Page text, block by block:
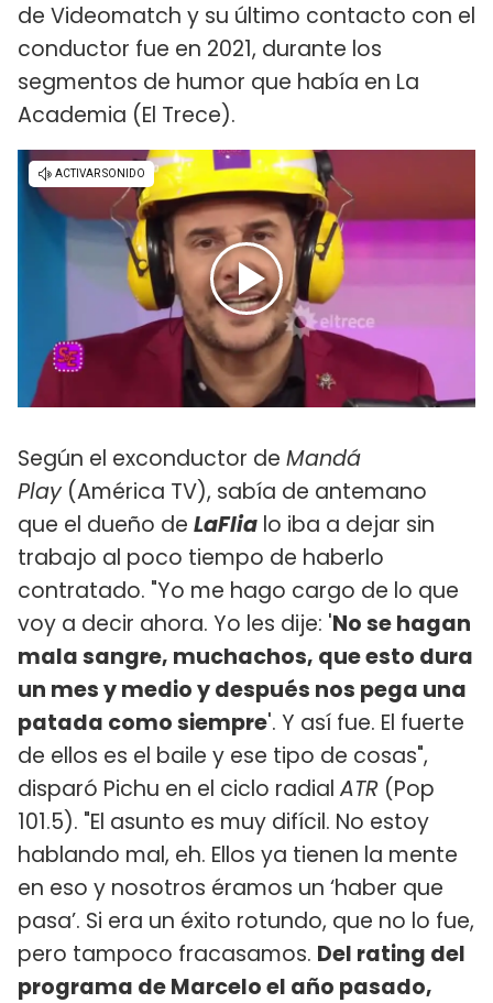
de Videomatch y su último contacto con el
conductor fue en 2021, durante los
segmentos de humor que había en La
Academia (El Trece).
Según el exconductor de Mandá
Play(América TV), sabía de antemano
que el dueño de LaFlia lo iba a dejar sin
trabajo al poco tiempo de haberlo
contratado. "Yo me hago cargo de lo que
voy a decir ahora. Yo les dije: 'No se hagan
mala sangre, muchachos, que esto dura
un mes y medio y después nos pega una
patada como siempre'. Y así fue. El fuerte
de ellos es el baile y ese tipo de cosas",
disparó Pichu en el ciclo radialATR (Pop
101.5). "El asunto es muy difícil. No estoy
hablando mal, eh. Ellos ya tienen la mente
en eso y nosotros éramos un ‘haber que
pasa’. Si era un éxito rotundo, que no lo fue,
pero tampoco fracasamos. Del rating del
programa de Marcelo el año pasado,